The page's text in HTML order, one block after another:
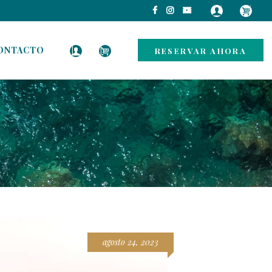
RESERVAR AHORA
agosto 24, 2023